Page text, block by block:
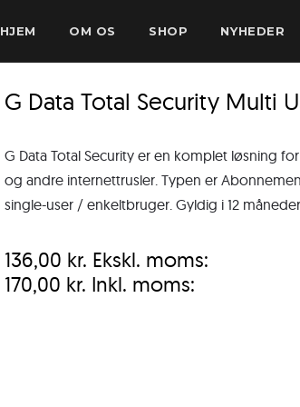
HJEM OM OS SHOP NYHEDER
G Data Total Security Multi
G Data Total Security er en komplet løsning
og andre internettrusler. Typen er
single-user / enkeltbruger. Gyldig i 12 måneder
136,00 kr. Ekskl. moms:
170,00 kr. Inkl. moms: